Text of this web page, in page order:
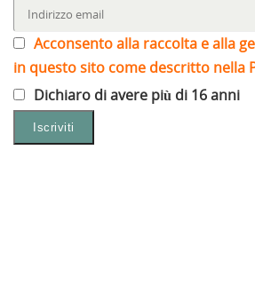
Acconsento alla raccolta e alla
in questo sito come descritto nella
Dichiaro di avere più di 16 anni